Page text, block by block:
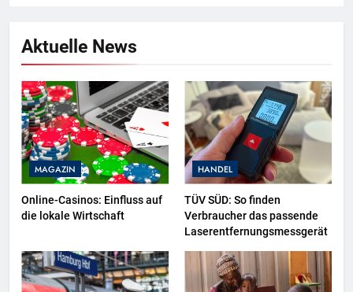
Aktuelle News
MAGAZIN
Online-Casinos: Einfluss auf
die lokale Wirtschaft
HANDEL
TÜV SÜD: So finden
Verbraucher das passende
Laserentfernungsmessgerät